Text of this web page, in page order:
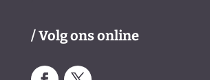
/ Volg ons online